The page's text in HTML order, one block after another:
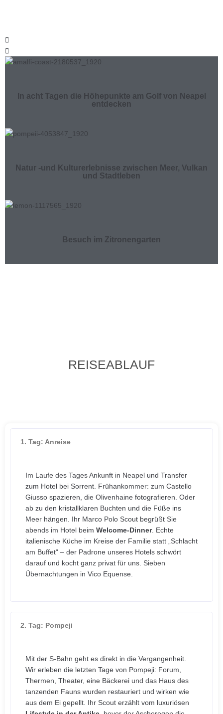
In acht Tagen die Höhepunkte am Golf von Neapel
entdecken
Natur -und Kulturerlebnisse zwischen Meer, Vulkan
und Stadtleben
Besuch im Zitronengarten
REISEABLAUF
1. Tag: Anreise
Im Laufe des Tages Ankunft in Neapel und Transfer
zum Hotel bei Sorrent. Frühankommer: zum Castello
Giusso spazieren, die Olivenhaine fotografieren. Oder
ab zu den kristallklaren Buchten und die Füße ins
Meer hängen. Ihr Marco Polo Scout begrüßt Sie
abends im Hotel beim Welcome-Dinner. Echte
italienische Küche im Kreise der Familie statt „Schlacht
am Buffet“ – der Padrone unseres Hotels schwört
darauf und kocht ganz privat für uns. Sieben
Übernachtungen in Vico Equense.
2. Tag: Pompeji
Mit der S-Bahn geht es direkt in die Vergangenheit.
Wir erleben die letzten Tage von Pompeji: Forum,
Thermen, Theater, eine Bäckerei und das Haus des
tanzenden Fauns wurden restauriert und wirken wie
aus dem Ei gepellt. Ihr Scout erzählt vom luxuriösen